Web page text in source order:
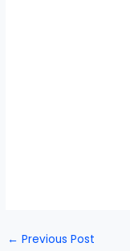
← Previous Post